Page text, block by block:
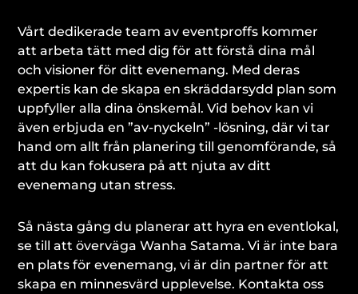
Vårt dedikerade team av eventproffs kommer
att arbeta tätt med dig för att förstå dina mål
och visioner för ditt evenemang. Med deras
expertis kan de skapa en skräddarsydd plan som
uppfyller alla dina önskemål. Vid behov kan vi
även erbjuda en ”av-nyckeln” -lösning, där vi tar
hand om allt från planering till genomförande, så
att du kan fokusera på att njuta av ditt
evenemang utan stress.
Så nästa gång du planerar att hyra en eventlokal,
se till att överväga Wanha Satama. Vi är inte bara
en plats för evenemang, vi är din partner för att
skapa en minnesvärd upplevelse. Kontakta oss